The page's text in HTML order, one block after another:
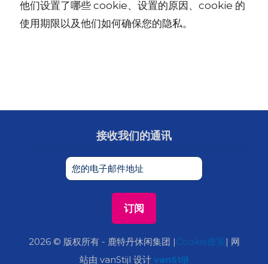
他们设置了哪些 cookie、设置的原因、cookie 的
使用期限以及他们如何确保您的隐私。
接收我们的通讯
2026 © 版权所有 - 鹿特丹休闲集团 |Cookie政策 | 网
站由 vanStijl 设计 vanStijl